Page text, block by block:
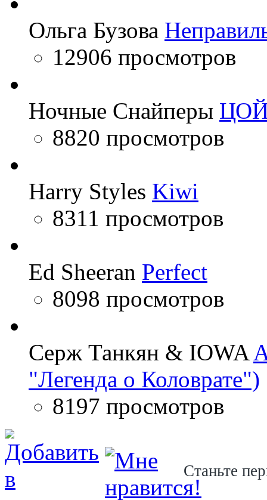
Ольга Бузова
12906 просмотров
Ночные Снайперы
8820 просмотров
Harry Styles Kiwi
8311 просмотров
Ed Sheeran Perfect
8098 просмотров
Серж Танкян & IOWA
"Легенда о Коловрате")
8197 просмотров
Станьте